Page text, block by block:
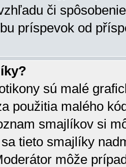
či
príspevok od
sú malé
použitia malého
smajlíkov si
tieto smajlíky
môže